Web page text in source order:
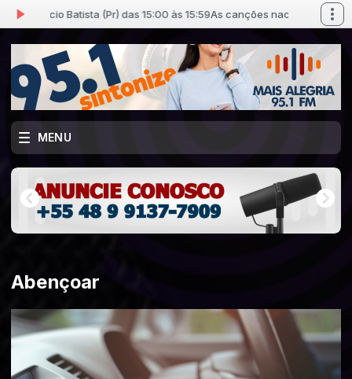
Batista (Pr) das 15:00 às 15:59As canções nacionais mais
MENU
Abençoar